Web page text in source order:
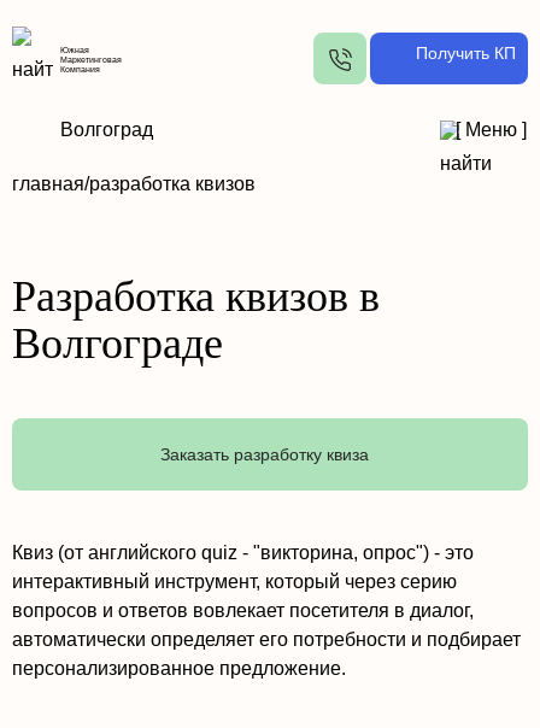
Южная
Маркетинговая
Компания
Получить КП
Волгоград [ Меню ]
главная/разработка квизов
Разработка квизов в
Волгограде
Заказать разработку квиза
Квиз (от английского quiz - "викторина, опрос") - это
интерактивный инструмент, который через серию
вопросов и ответов вовлекает посетителя в диалог,
автоматически определяет его потребности и подбирает
персонализированное предложение.